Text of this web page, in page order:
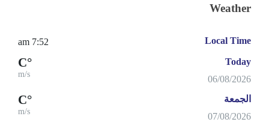
Weather
Local Time
7:52 am
Today
06/08/2026
°C
m/s
الجمعة
07/08/2026
°C
m/s